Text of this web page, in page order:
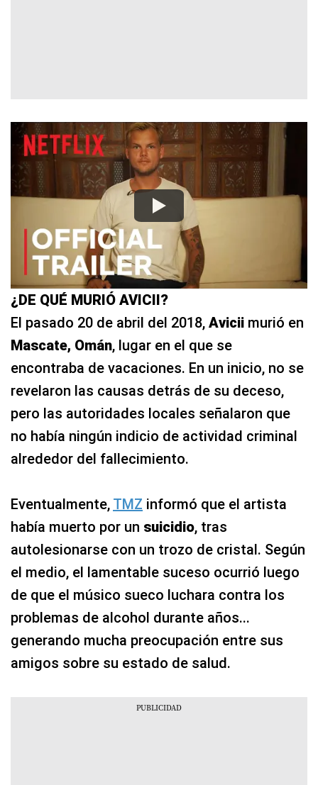
¿DE QUÉ MURIÓ AVICII?
El pasado 20 de abril del 2018, Avicii murió en
Mascate, Omán, lugar en el que se
encontraba de vacaciones. En un inicio, no se
revelaron las causas detrás de su deceso,
pero las autoridades locales señalaron que
no había ningún indicio de actividad criminal
alrededor del fallecimiento.
Eventualmente, TMZ informó que el artista
había muerto por un suicidio, tras
autolesionarse con un trozo de cristal. Según
el medio, el lamentable suceso ocurrió luego
de que el músico sueco luchara contra los
problemas de alcohol durante años...
generando mucha preocupación entre sus
amigos sobre su estado de salud.